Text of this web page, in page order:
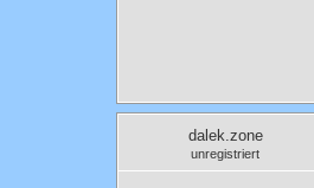
dalek.zone
unregistriert